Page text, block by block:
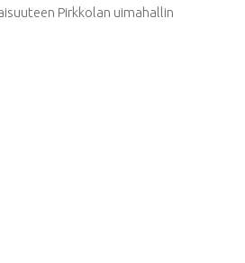
Pirkkolan uimahallin